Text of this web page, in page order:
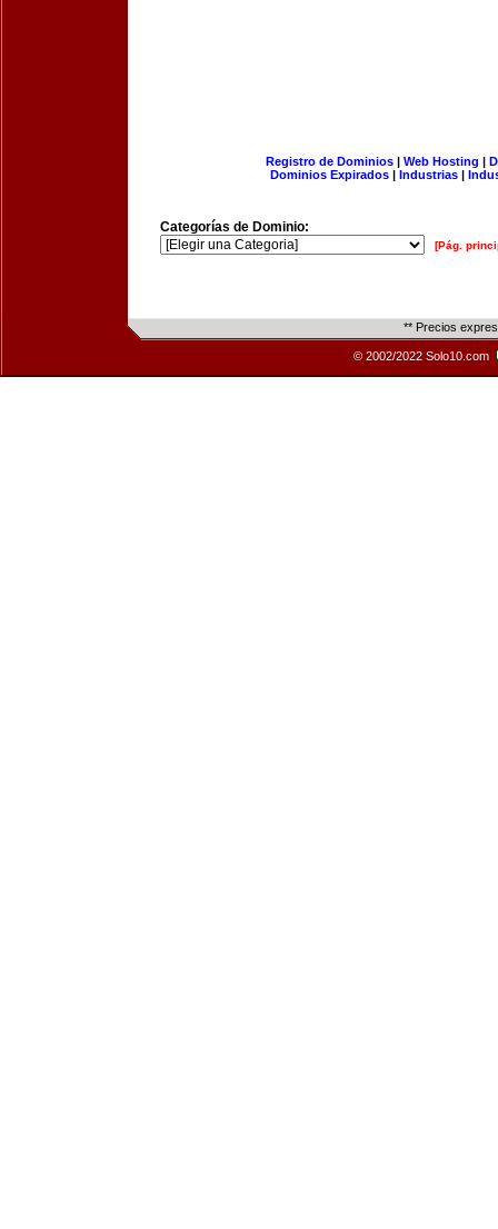
Registro de Dominios| Web Hosting |
Dominios Expirados | Industrias |
Categorías de Dominio:
[Pág.
** Precios
© 2002/2022 Solo10.com